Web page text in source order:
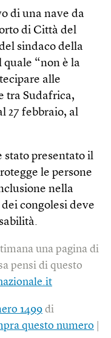
di una nave da
di Città del
sindaco della
“non è la
alle
tra Sudafrica,
27 febbraio, al
stato presentato il
le persone
nella
congolesi deve
una pagina di
pensi di questo
1499 di
questo numero